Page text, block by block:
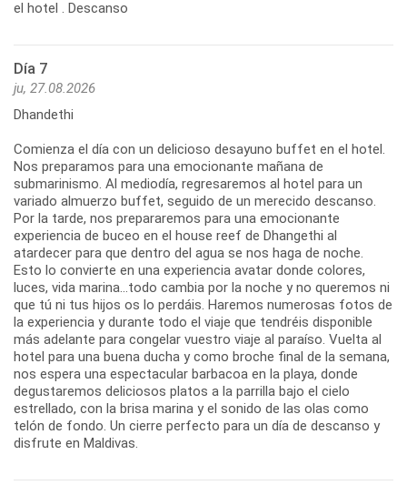
el hotel . Descanso
Día 7
ju, 27.08.2026
Dhandethi
Comienza el día con un delicioso desayuno buffet en el hotel.
Nos preparamos para una emocionante mañana de
submarinismo. Al mediodía, regresaremos al hotel para un
variado almuerzo buffet, seguido de un merecido descanso.
Por la tarde, nos prepararemos para una emocionante
experiencia de buceo en el house reef de Dhangethi al
atardecer para que dentro del agua se nos haga de noche.
Esto lo convierte en una experiencia avatar donde colores,
luces, vida marina...todo cambia por la noche y no queremos ni
que tú ni tus hijos os lo perdáis. Haremos numerosas fotos de
la experiencia y durante todo el viaje que tendréis disponible
más adelante para congelar vuestro viaje al paraíso. Vuelta al
hotel para una buena ducha y como broche final de la semana,
nos espera una espectacular barbacoa en la playa, donde
degustaremos deliciosos platos a la parrilla bajo el cielo
estrellado, con la brisa marina y el sonido de las olas como
telón de fondo. Un cierre perfecto para un día de descanso y
disfrute en Maldivas.